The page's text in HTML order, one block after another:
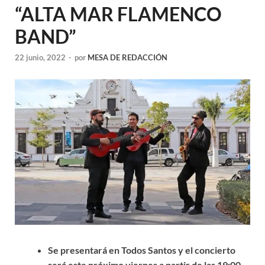
“ALTA MAR FLAMENCO
BAND”
22 junio, 2022 - por MESA DE REDACCIÓN
Se presentará en Todos Santos y el concierto